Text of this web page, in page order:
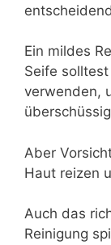
Ein mildes
Seife
verwenden,
Aber
Haut reizen
Auch das
Reinigung